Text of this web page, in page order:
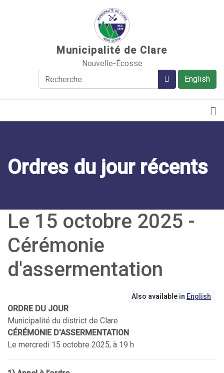
Municipalité de Clare
Nouvelle-Écosse
English
Rechercher Rechercher
Ordres du jour récents
Le 15 octobre 2025 -
Cérémonie
d'assermentation
Also available in English
ORDRE DU JOUR
Municipalité du district de Clare
CÉRÉMONIE D'ASSERMENTATION
Le mercredi 15 octobre 2025, à 19 h